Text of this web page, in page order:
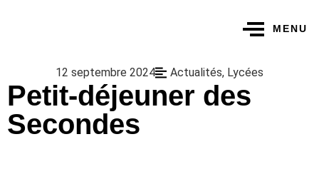
MENU
12 septembre 2024 Actualités, Lycées
Petit-déjeuner des
Secondes